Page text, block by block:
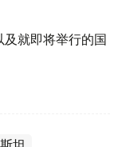
及就即将举行的国